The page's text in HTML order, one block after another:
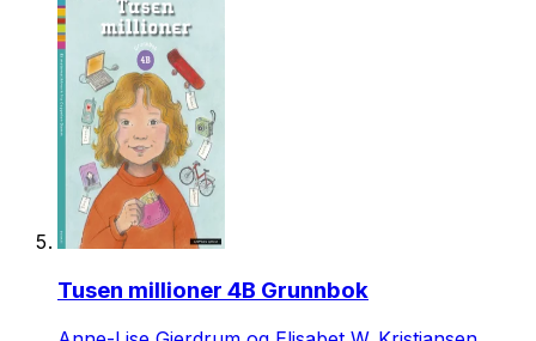
Tusen millioner 4B Grunnbok